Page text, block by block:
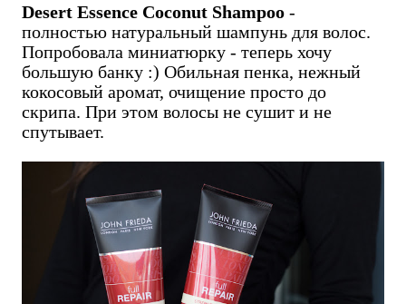
Desert Essence Coconut Shampoo -
полностью натуральный шампунь для волос.
Попробовала миниатюрку - теперь хочу
большую банку :) Обильная пенка, нежный
кокосовый аромат, очищение просто до
скрипа. При этом волосы не сушит и не
спутывает.